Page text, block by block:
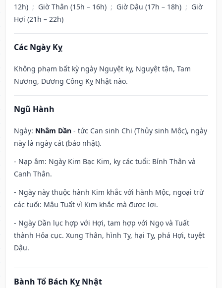
12h) ; Giờ Thân (15h – 16h) ; Giờ Dậu (17h – 18h) ; Giờ
Hợi (21h – 22h)
Các Ngày Kỵ
Không phạm bất kỳ ngày Nguyệt kỵ, Nguyệt tận, Tam
Nương, Dương Công Kỵ Nhật nào.
Ngũ Hành
Ngày: Nhâm Dần - tức Can sinh Chi (Thủy sinh Mộc), ngày
này là ngày cát (bảo nhật).
- Nạp âm: Ngày Kim Bạc Kim, kỵ các tuổi: Bính Thân và
Canh Thân.
- Ngày này thuộc hành Kim khắc với hành Mộc, ngoại trừ
các tuổi: Mậu Tuất vì Kim khắc mà được lợi.
- Ngày Dần lục hợp với Hợi, tam hợp với Ngọ và Tuất
thành Hỏa cục. Xung Thân, hình Tỵ, hại Tỵ, phá Hợi, tuyệt
Dậu.
Bành Tổ Bách Kỵ Nhật